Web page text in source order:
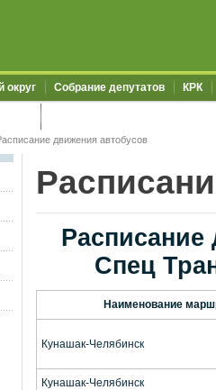
округ Собрание депутатов КРК
движения автобусов
Спец
Наименование
Кунашак-Челябинск
Кунашак-Челябинск